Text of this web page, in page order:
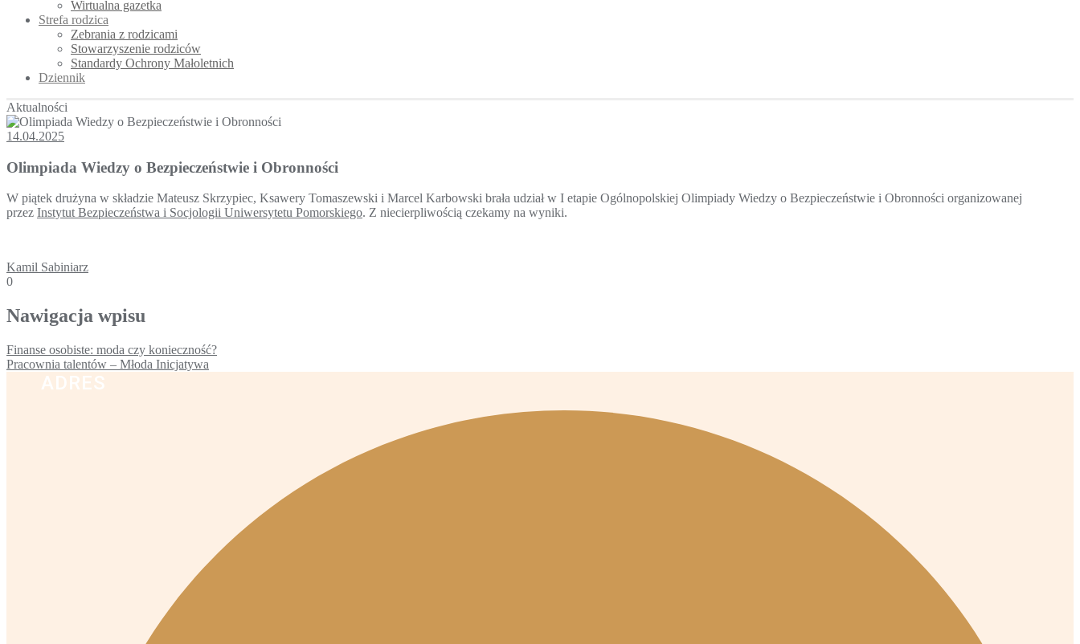
Wirtualna gazetka
Strefa rodzica
Zebrania z rodzicami
Stowarzyszenie rodziców
Standardy Ochrony Małoletnich
Dziennik
Aktualności
14.04.2025
Olimpiada Wiedzy o Bezpieczeństwie i Obronności
W piątek drużyna w składzie Mateusz Skrzypiec, Ksawery Tomaszewski i Marcel Karbowski brała udział w I etapie Ogólnopolskiej Olimpiady Wiedzy o Bezpieczeństwie i Obronności organizowanej
przez Instytut Bezpieczeństwa i Socjologii Uniwersytetu Pomorskiego. Z niecierpliwością czekamy na wyniki.
Kamil Sabiniarz
0
Nawigacja wpisu
Finanse osobiste: moda czy konieczność?
Pracownia talentów – Młoda Inicjatywa
ADRES